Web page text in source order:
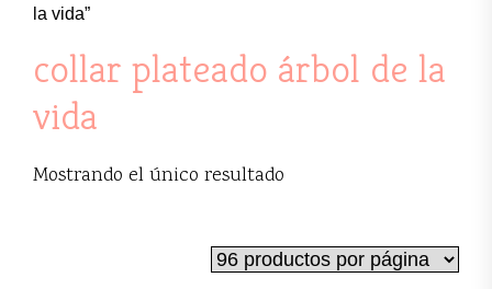
la vida”
collar plateado árbol de la
vida
Mostrando el único resultado